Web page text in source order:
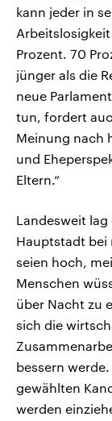
kann jeder in
Prozent. 70
jünger als die
neue
tun, fordert
Meinung nach
und
Eltern.“
Landesweit
Hauptstadt bei
seien hoch,
Menschen
über Nacht zu
sich die
bessern
gewählten
werden